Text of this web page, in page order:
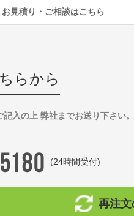
見積り・ご相談はこちら
らから
入の上 弊社までお送り下さい。
(24時間受付)
再注